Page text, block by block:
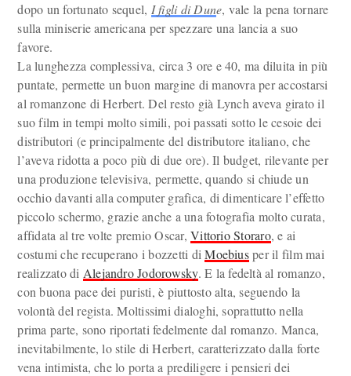
dopo un fortunato sequel, I figli di Dune, vale la pena tornare
sulla miniserie americana per spezzare una lancia a suo
favore.
La lunghezza complessiva, circa 3 ore e 40, ma diluita in più
puntate, permette un buon margine di manovra per accostarsi
al romanzone di Herbert. Del resto già Lynch aveva girato il
suo film in tempi molto simili, poi passati sotto le cesoie dei
distributori (e principalmente del distributore italiano, che
l’aveva ridotta a poco più di due ore). Il budget, rilevante per
una produzione televisiva, permette, quando si chiude un
occhio davanti alla computer grafica, di dimenticare l’effetto
piccolo schermo, grazie anche a una fotografia molto curata,
affidata al tre volte premio Oscar,Vittorio Storaro, e ai
costumi che recuperano i bozzetti diMoebiusper il film mai
realizzato di Alejandro Jodorowsky. E la fedeltà al romanzo,
con buona pace dei puristi, è piuttosto alta, seguendo la
volontà del regista. Moltissimi dialoghi, soprattutto nella
prima parte, sono riportati fedelmente dal romanzo. Manca,
inevitabilmente, lo stile di Herbert, caratterizzato dalla forte
vena intimista, che lo porta a prediligere i pensieri dei